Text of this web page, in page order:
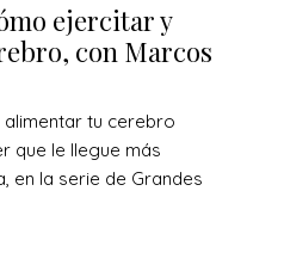
ejercitar y
con Marcos
tu cerebro
que le llegue más
en la serie de Grandes